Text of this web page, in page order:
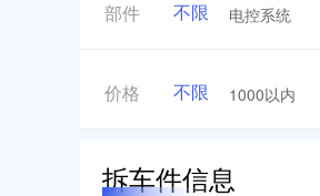
部件 不限 电控系统
价格 不限 1000以内
拆车件信息